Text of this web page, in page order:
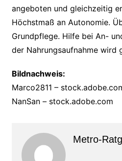
angeboten und gleichzeitig
Höchstmaß an Autonomie.
Grundpflege. Hilfe bei An-
der Nahrungsaufnahme wird
Bildnachweis:
Marco2811 –
NanSan – stock.adobe.com
Metro-